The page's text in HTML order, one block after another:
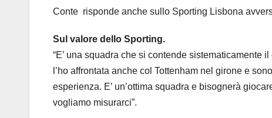
Conte risponde anche sullo Sporting Lisbona
Sul valore dello Sporting.
“E’ una squadra che si contende sistematicamente
l’ho affrontata anche col Tottenham nel girone e
esperienza. E’ un’ottima squadra e bisognerà
vogliamo misurarci”.